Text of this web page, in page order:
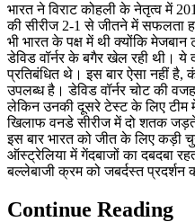
भारत ने विराट कोहली के नेतृत्व में
की सीरीज 2-1 से जीतने में सफलता
भी भारत के पक्ष में थी क्योंकि मेजबान
डेविड वॉर्नर के बगैर खेल रही थी। ये
प्रतिबंधित थे। इस बार ऐसा नहीं है,
उपलब्ध है। डेविड वॉर्नर चोट की
लेकिन उनकी दूसरे टेस्ट के लिए टीम
खिलाफ वनडे सीरीज में दो शतक जड़ते
इस बार भारत को जीत के लिए कड़ी
ऑस्ट्रेलिया में गेंदबाजों का दबदबा
बल्लेबाजी क्रम को जबर्दस्त प्रदर्शन
Continue Reading